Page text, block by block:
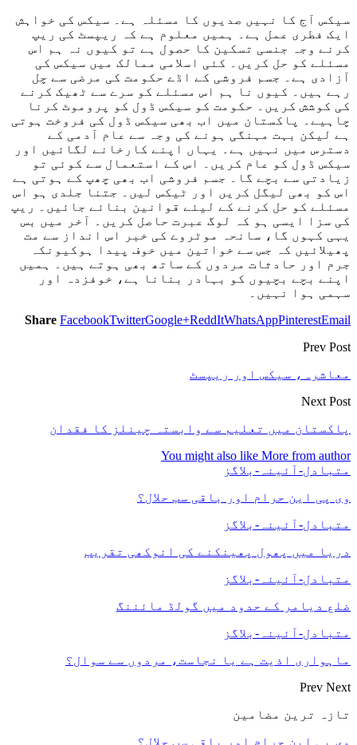
سیکس آج کا نہیں صدیوں کا مسئلہ ہے۔ سیکس کی خواہش
ایک فطری عمل ہے۔ ہمیں معلوم ہے کہ ریپسٹ کی ریپ
کرنے وجہ جنسی تسکین کا حصول ہے تو کیوں نہ ہم اس
مسئلے کو حل کریں۔ کئی اسلامی ممالک میں سیکس کی
آزادی ہے۔ جسم فروشی کے اڈے حکومت کی مرضی سے چل
رہے ہیں۔ کیوں نا ہم اس مسئلے کو سرے سے ٹھیک کرنے
کی کوشش کریں۔ حکومت کو سیکس ڈول کو پروموٹ کرنا
چاہیے۔ پاکستان میں اب بھی سیکس ڈول کی فروخت ہوتی
ہے لیکن بہت مہنگی ہونے کی وجہ سے عام آدمی کے
دسترس میں نہیں ہے۔ یہاں اپنے کارخانے لگائیں اور
سیکس ڈول کو عام کریں۔ اس کے استعمال سے کوئی تو
زیادتی سے بچے گا۔ جسم فروشی اب بھی چھپ کے ہوتی ہے
اس کو بھی لیگل کریں اور ٹیکس لیں۔ جتنا جلدی ہو اس
مسئلے کو حل کرنے کے لیئے قوانین بنائے جائیں۔ ریپ
کی سزا ایسی ہو کہ لوگ عبرت حاصل کریں۔ آخر میں بس
یہی کہوں گا، سانحہ موٹروے کی خبر اس انداز سے مت
پھیلائیں کہ جس سے خواتین میں خوف پیدا ہوکیونکہ
جرم اور حادثات مردوں کے ساتھ بھی ہوتے ہیں۔ ہمیں
اپنے بچے بچیوں کو بہادر بنانا ہے، خوفزدہ اور
سہمی ہوا نہیں۔
Share FacebookTwitterGoogle+ReddItWhatsAppPinterestEmail
Prev Post
معاشرہ، سیکس اور ریپسٹ
Next Post
پاکستان میں تعلیم سے وابستہ چینلز کا فقدان
You might also like More from author
متبادل-آئینہ-بلاگز
وی پی این حرام اور باقی سب حلال؟
متبادل-آئینہ-بلاگز
دریا میں پھول پھینکنے کی انوکھی تقریب
متبادل-آئینہ-بلاگز
ضلع دیامر کے حدود میں گولڈ مائننگ
متبادل-آئینہ-بلاگز
ماہواری اذیت ہے یا نجاست، مردوں سے سوال؟
Prev Next
تازہ ترین مضامین
وی پی این حرام اور باقی سب حلال؟